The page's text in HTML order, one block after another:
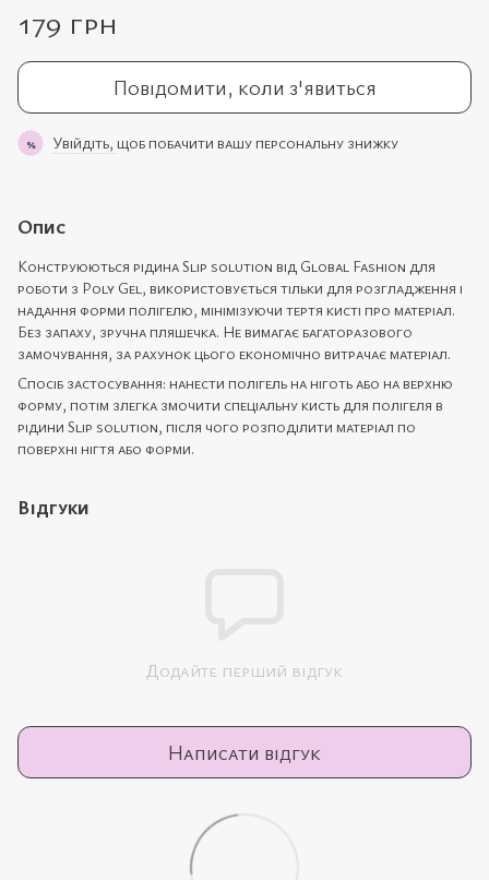
179 грн
Повідомити, коли з'явиться
% Увійдіть, щоб побачити вашу персональну знижку
Опис
Конструюються рідина Slip solution від Global Fashion для
роботи з Poly Gel, використовується тільки для розгладження і
надання форми полігелю, мінімізуючи тертя кисті про матеріал.
Без запаху, зручна пляшечка. Не вимагає багаторазового
замочування, за рахунок цього економічно витрачає матеріал.
Спосіб застосування: нанести полігель на ніготь або на верхню
форму, потім злегка змочити спеціальну кисть для полігеля в
рідини Slip solution, після чого розподілити матеріал по
поверхні нігтя або форми.
Відгуки
Додайте перший відгук
Написати відгук